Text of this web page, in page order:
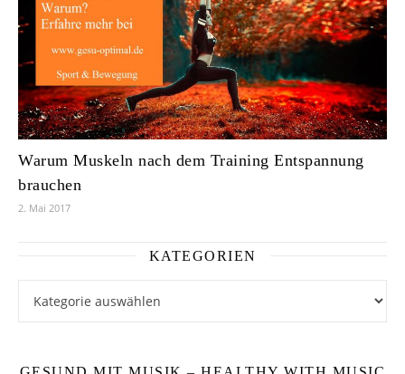
Warum Muskeln nach dem Training Entspannung
brauchen
2. Mai 2017
KATEGORIEN